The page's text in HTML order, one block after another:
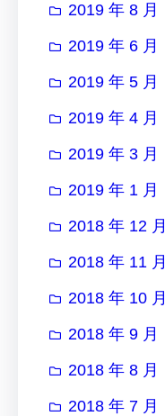
2019 年 8 月
2019 年 6 月
2019 年 5 月
2019 年 4 月
2019 年 3 月
2019 年 1 月
2018 年 12 月
2018 年 11 月
2018 年 10 月
2018 年 9 月
2018 年 8 月
2018 年 7 月